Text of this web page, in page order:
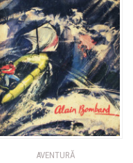
AVENTURĂ